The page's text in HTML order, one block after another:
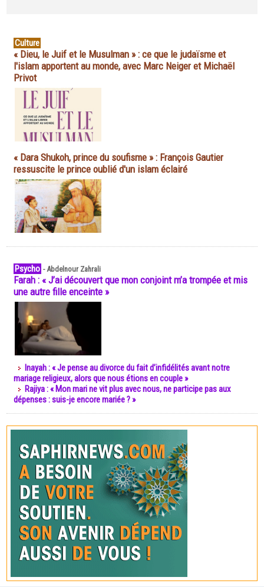
Culture
« Dieu, le Juif et le Musulman » : ce que le judaïsme et
l'islam apportent au monde, avec Marc Neiger et Michaël
Privot
« Dara Shukoh, prince du soufisme » : François Gautier
ressuscite le prince oublié d'un islam éclairé
Psycho -Abdelnour Zahrali
Farah : « J’ai découvert que mon conjoint m’a trompée et mis
une autre fille enceinte »
Inayah : « Je pense au divorce du fait d’infidélités avant notre
mariage religieux, alors que nous étions en couple »
Rajiya : « Mon mari ne vit plus avec nous, ne participe pas aux
dépenses : suis-je encore mariée ? »